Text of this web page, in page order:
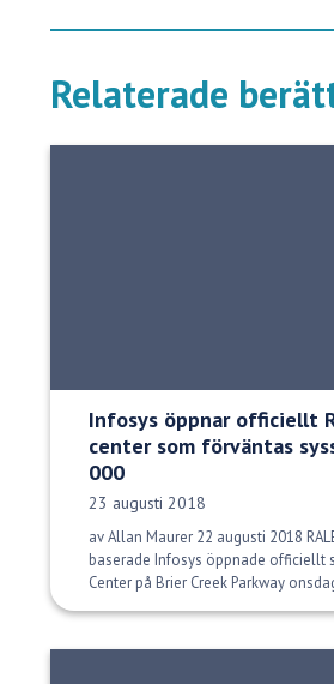
Relaterade
Infosys öppnar officiellt
center som förväntas
000
Publiceringsdatum:
23 augusti 2018
av Allan Maurer 22 augusti 2018
baserade Infosys öppnade officiellt
Center på Brier Creek Parkway